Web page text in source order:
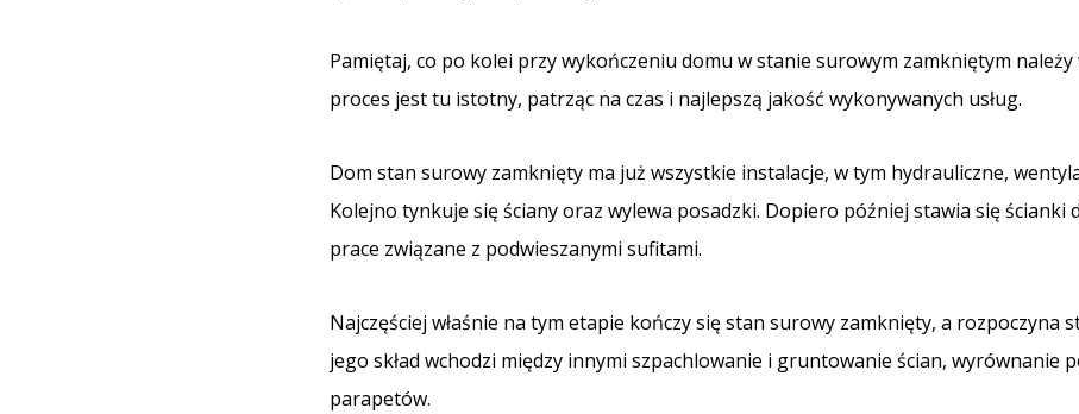
Pamiętaj, co po kolei przy wykończeniu domu w stanie surowym zamkniętym
proces jest tu istotny, patrząc na czas i najlepszą jakość wykonywanych usług.
Dom stan surowy zamknięty ma już wszystkie instalacje, w tym hydrauliczne,
Kolejno tynkuje się ściany oraz wylewa posadzki. Dopiero później stawia się ścianki
prace związane z podwieszanymi sufitami.
Najczęściej właśnie na tym etapie kończy się stan surowy zamknięty, a rozpoczyna
jego skład wchodzi między innymi szpachlowanie i gruntowanie ścian, wyrównanie
parapetów.